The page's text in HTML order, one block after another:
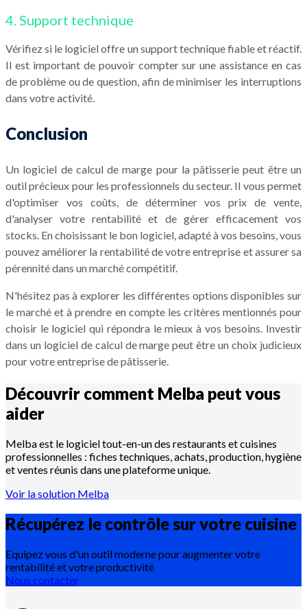
4. Support technique
Vérifiez si le logiciel offre un support technique fiable et réactif.
Il est important de pouvoir compter sur une assistance en cas
de problème ou de question, afin de minimiser les interruptions
dans votre activité.
Conclusion
Un logiciel de calcul de marge pour la pâtisserie peut être un
outil précieux pour les professionnels du secteur. Il vous permet
d'optimiser vos coûts, de déterminer vos prix de vente,
d'analyser votre rentabilité et de gérer efficacement vos
stocks. En choisissant le bon logiciel, adapté à vos besoins, vous
pouvez améliorer la rentabilité de votre entreprise et assurer sa
pérennité dans un marché compétitif.
N'hésitez pas à explorer les différentes options disponibles sur
le marché et à prendre en compte les critères mentionnés pour
choisir le logiciel qui répondra le mieux à vos besoins. Investir
dans un logiciel de calcul de marge peut être un choix judicieux
pour votre entreprise de pâtisserie.
Découvrir comment Melba peut vous
aider
Melba est le logiciel tout-en-un des restaurants et cuisines
professionnelles : fiches techniques, achats, production, hygiène
et ventes réunis dans une plateforme unique.
Voir la solution Melba
Récupérez le contrôle sur votre cuisine
Equipez vous d'un outil moderne pour augmenter votre
rentabilité et votre productivité
Nous contacter